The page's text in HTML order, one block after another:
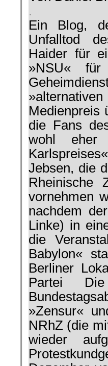
.
Ein Blog,
Unfalltod
Haider für
»NSU«
Medienpreis
die Fans
wohl eher
Jebsen, die
Rheinische
vornehmen
nachdem
Linke) in
die
Babylon«
Berliner
Partei
»Zensur«
NRhZ (die
wieder